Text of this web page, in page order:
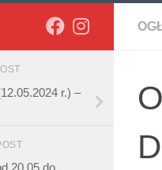
r.) –